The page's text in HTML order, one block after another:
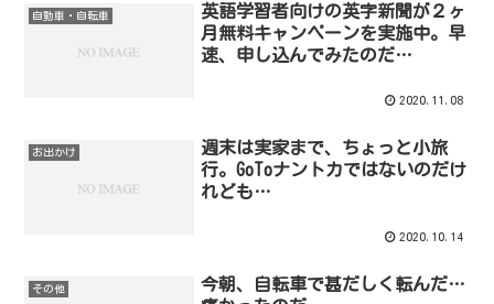
自動車・自転車
英語学習者向けの英字新聞が２ヶ
月無料キャンペーンを実施中。早
速、申し込んでみたのだ…
2020.11.08
お出かけ
週末は実家まで、ちょっと小旅
行。GoToナントカではないのだけ
れども…
2020.10.14
その他
今朝、自転車で甚だしく転んだ…